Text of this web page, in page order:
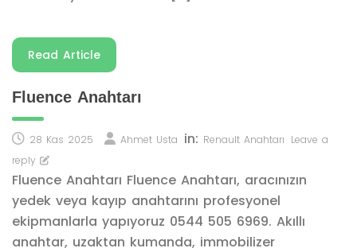
Read Article
Fluence Anahtarı
28 Kas 2025 Ahmet Usta in: Renault Anahtarı Leave a
reply
Fluence Anahtarı Fluence Anahtarı, aracınızın
yedek veya kayıp anahtarını profesyonel
ekipmanlarla yapıyoruz 0544 505 6969. Akıllı
anahtar, uzaktan kumanda, immobilizer